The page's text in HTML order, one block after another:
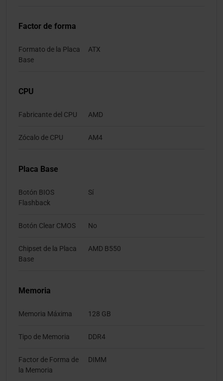
Factor de forma
Formato de la Placa
Base
ATX
CPU
Fabricante del CPU AMD
Zócalo de CPU AM4
Placa Base
Botón BIOS
Flashback
Sí
Botón Clear CMOS No
Chipset de la Placa
Base
AMD B550
Memoria
Memoria Máxima 128 GB
Tipo de Memoria DDR4
Factor de Forma de
la Memoria
DIMM